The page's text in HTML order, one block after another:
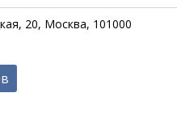
20, Москва, 101000